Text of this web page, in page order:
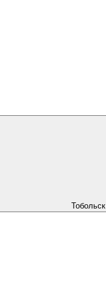
Тобольск